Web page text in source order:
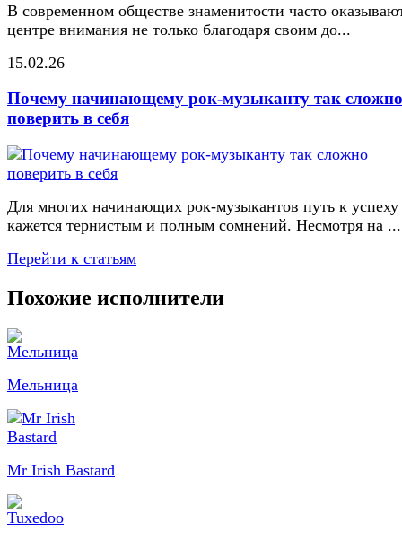
В современном обществе знаменитости часто
центре внимания не только благодаря своим до...
15.02.26
Почему начинающему рок-музыканту так сложно
поверить в себя
Для многих начинающих рок-музыкантов путь к успеху
кажется тернистым и полным сомнений. Несмотря на ...
Перейти к статьям
Похожие исполнители
Мельница
Mr Irish Bastard